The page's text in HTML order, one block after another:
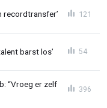
recordtransfer’ 121
barst los’ 54
“Vroeg er zelf
396